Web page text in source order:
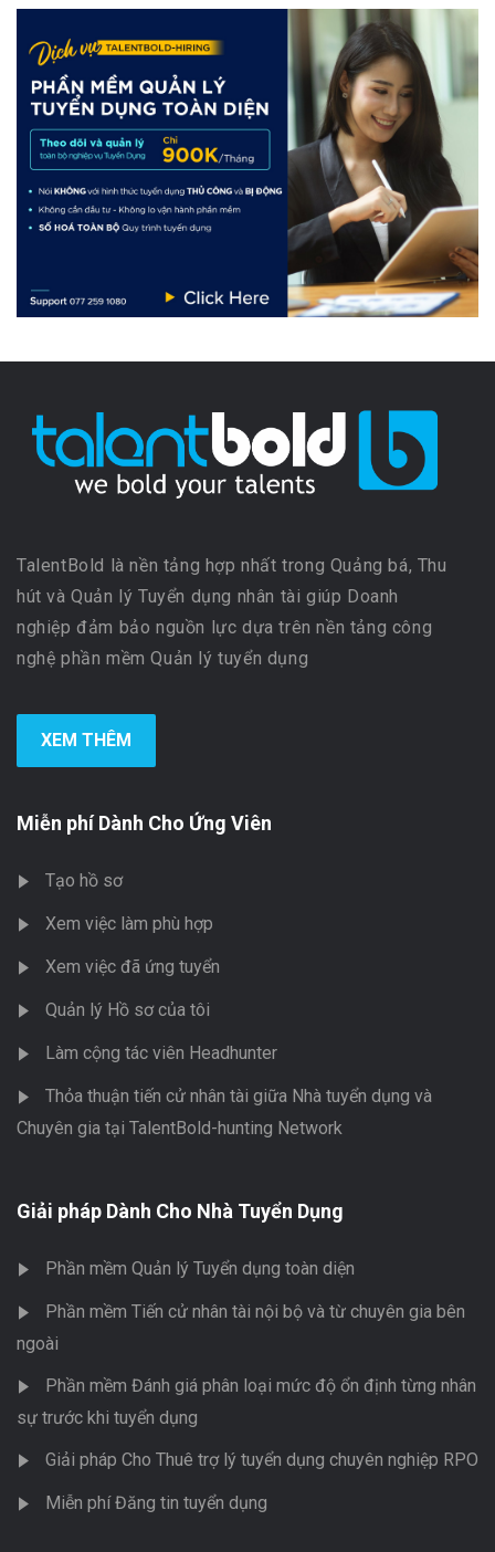
TalentBold là nền tảng hợp nhất trong Quảng bá, Thu
hút và Quản lý Tuyển dụng nhân tài giúp Doanh
nghiệp đảm bảo nguồn lực dựa trên nền tảng công
nghệ phần mềm Quản lý tuyển dụng
XEM THÊM
Miễn phí Dành Cho Ứng Viên
Tạo hồ sơ
Xem việc làm phù hợp
Xem việc đã ứng tuyển
Quản lý Hồ sơ của tôi
Làm cộng tác viên Headhunter
Thỏa thuận tiến cử nhân tài giữa Nhà tuyển dụng và
Chuyên gia tại TalentBold-hunting Network
Giải pháp Dành Cho Nhà Tuyển Dụng
Phần mềm Quản lý Tuyển dụng toàn diện
Phần mềm Tiến cử nhân tài nội bộ và từ chuyên gia bên
ngoài
Phần mềm Đánh giá phân loại mức độ ổn định từng nhân
sự trước khi tuyển dụng
Giải pháp Cho Thuê trợ lý tuyển dụng chuyên nghiệp RPO
Miễn phí Đăng tin tuyển dụng